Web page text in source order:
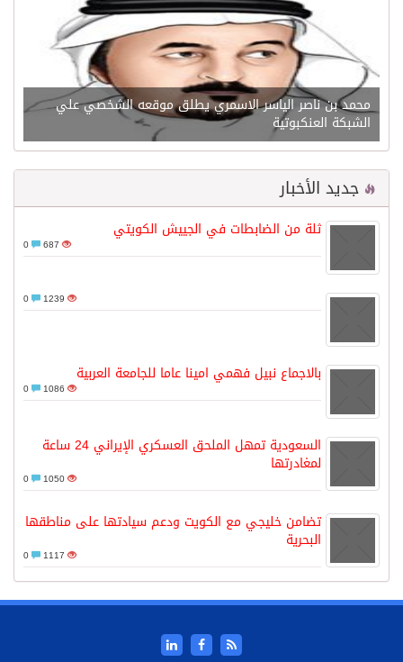
محمد بن ناصر الياسر الاسمري يطلق موقعه الشخصي علي
الشبكة العنكبوتية
جديد الأخبار
ثلة من الضابطات في الجييش الكويتي
687
1239
بالاجماع نبيل فهمي امينا عاما للجامعة العربية
1086
السعودية تمهل الملحق العسكري الإيراني 24 ساعة
لمغادرتها
1050
تضامن خليجي مع الكويت ودعم سيادتها على مناطقها
البحرية
1117